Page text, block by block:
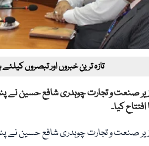
تازہ ترین خبروں اور تبصروں
صنعت و تجارت چوہدری شافع حسین نے
کیا۔
صنعت و تجارت چوہدری شافع حسین نے